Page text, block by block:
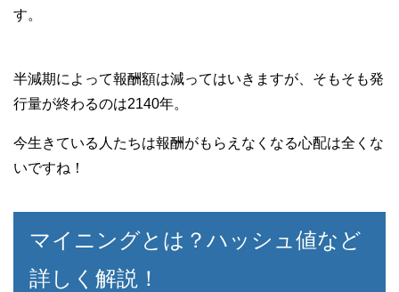
す。
半減期によって報酬額は減ってはいきますが、そもそも発
行量が終わるのは2140年。
今生きている人たちは報酬がもらえなくなる心配は全くな
いですね！
マイニングとは？ハッシュ値など
詳しく解説！